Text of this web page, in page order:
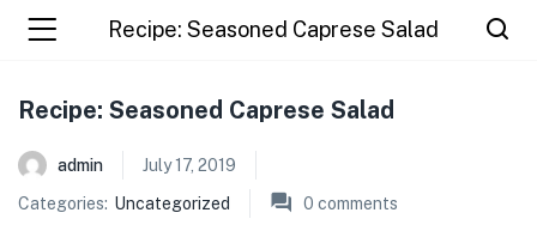
Recipe: Seasoned Caprese Salad
Recipe: Seasoned Caprese Salad
admin
July 17, 2019
Categories: Uncategorized 0 comments